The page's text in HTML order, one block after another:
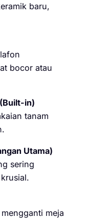
baru,
bocor atau
in)
tanam
Utama)
sering
meja